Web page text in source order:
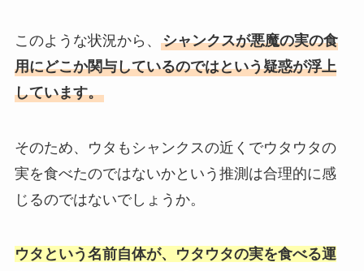
このような状況から、 シャンクスが悪魔の実の食
用にどこか関与しているのではという疑惑が浮上
しています。
そのため、ウタもシャンクスの近くでウタウタの
実を食べたのではないかという推測は合理的に感
じるのではないでしょうか。
ウタという名前自体が、ウタウタの実を食べる運